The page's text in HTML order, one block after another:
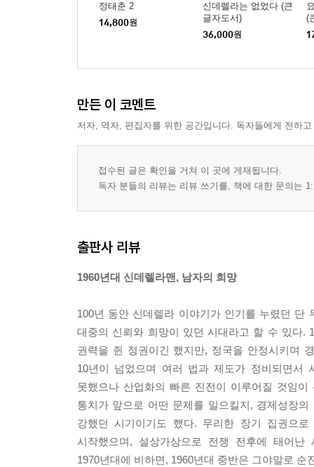
정태춘 2
14,800원
신데렐라는 없었다 (큰
글자도서)
36,000원
(
만든 이 코멘트
저자, 역자, 편집자를 위한 공간입니다. 독자들에게 전하
접수된 글은 확인을 거쳐 이 곳에 게재됩니다.
독자 분들의 리뷰는 리뷰 쓰기를, 책에 대한 문의는
출판사 리뷰
1960년대 신데렐라맨, 남자의 희망
100년 동안 신데렐라 이야기가 인기를 누렸던 단
대중의 신뢰와 희망이 있던 시대라고 할 수 있다.
권력을 쥔 정권이긴 했지만, 정국을 안정시키며
10년이 넘었으며 여러 법과 제도가 정비되면서
못했으나 산업화의 빠른 진전이 이루어질 것임
통치가 앞으로 어떤 문제를 일으킬지, 경제성장
강했던 시기이기도 했다. 무리한 장기 집권으
시작했으며, 설상가상으로 전쟁 전후에 태어
1970년대에 비하면, 1960년대 중반은 그야말로 순